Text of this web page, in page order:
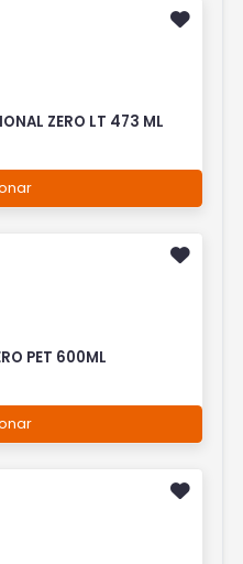
ZERO LT 473 ML
PET 600ML